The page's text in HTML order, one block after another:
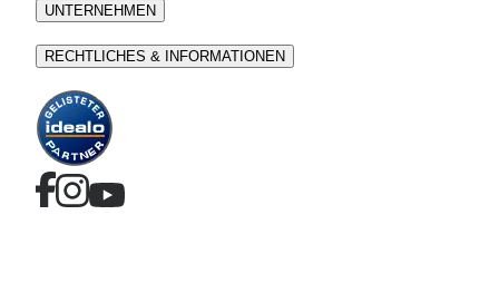
UNTERNEHMEN
RECHTLICHES & INFORMATIONEN